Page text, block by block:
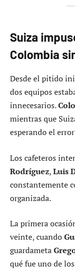
Suiza
Colombia
Desde el pitido
dos equipos
innecesarios.
mientras que
esperando el
Los cafeteros
Rodríguez,Luis
constantemente
organizada.
La primera
veinte, cuando
guardameta
qué fue uno de